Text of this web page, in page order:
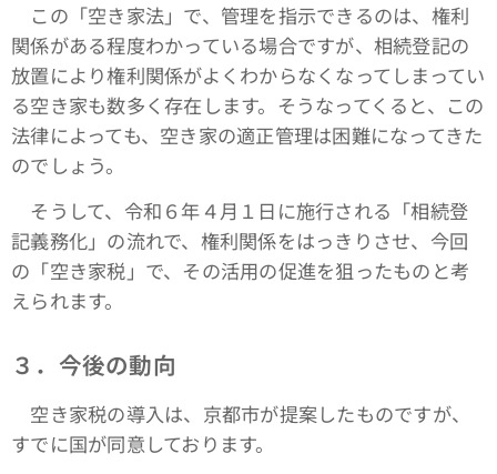
この「空き家法」で、管理を指示できるのは、権利
関係がある程度わかっている場合ですが、相続登記の
放置により権利関係がよくわからなくなってしまってい
る空き家も数多く存在します。そうなってくると、この
法律によっても、空き家の適正管理は困難になってきた
のでしょう。
そうして、令和６年４月１日に施行される「相続登
記義務化」の流れで、権利関係をはっきりさせ、今回
の「空き家税」で、その活用の促進を狙ったものと考
えられます。
３．今後の動向
空き家税の導入は、京都市が提案したものですが、
すでに国が同意しております。